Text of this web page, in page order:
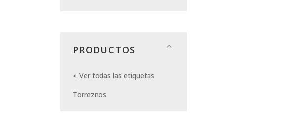
PRODUCTOS
Ver todas las etiquetas
Torreznos